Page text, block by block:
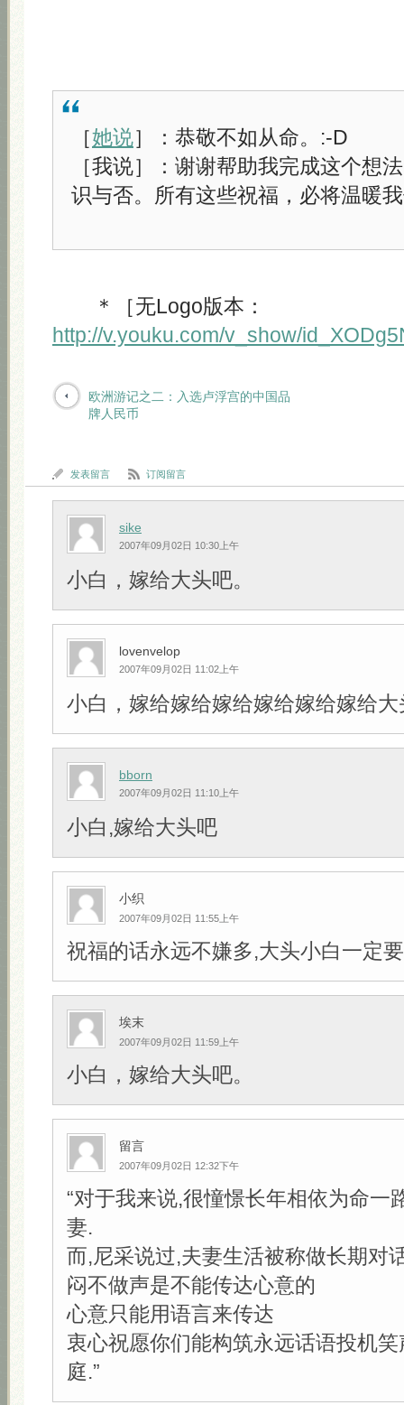
［她说］：恭敬不如从命。:-D
［我说］：谢谢帮助我完成这个想
识与否。所有这些祝福，必将温暖
＊［无Logo版本：
http://v.youku.com/v_show/
欧洲游记之二：入选卢浮宫的中国品
牌人民币
发表留言 订阅留言
sike
2007年09月02日 10:30上午
小白，嫁给大头吧。
lovenvelop
2007年09月02日 11:02上午
小白，嫁给嫁给嫁给嫁给嫁给嫁给大
bborn
2007年09月02日 11:10上午
小白,嫁给大头吧
小织
2007年09月02日 11:55上午
祝福的话永远不嫌多,大头小白一定
埃末
2007年09月02日 11:59上午
小白，嫁给大头吧。
留言
2007年09月02日 12:32下午
“对于我来说,很憧憬长年相依为命一
妻.
而,尼采说过,夫妻生活被称做长期对
闷不做声是不能传达心意的
心意只能用语言来传达
衷心祝愿你们能构筑永远话语投机
庭.”